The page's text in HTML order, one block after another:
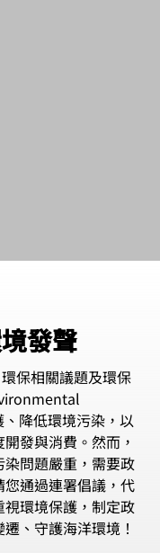
發聲
保相關議題及環保
降低環境污染，以
發與消費。然而，
問題嚴重，需要政
通過連署倡議，代
環境保護，制定政
、守護海洋環境！